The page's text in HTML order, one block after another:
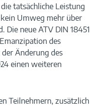
tatsächliche Leistung
Umweg mehr über
neue ATV DIN 18451
des
Änderung des
einen weiteren
Teilnehmern, zusätzlich